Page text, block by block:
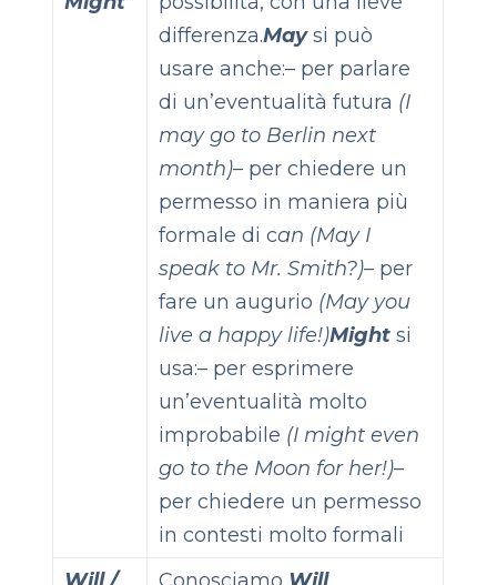
differenza.May si può
usare anche:– per parlare
di un’eventualità futura (I
may go to Berlin next
month)– per chiedere un
permesso in maniera più
formale di can (May I
speak to Mr. Smith?)– per
fare un augurio (May you
live a happy life!)Mightsi
usa:– per esprimere
un’eventualità molto
improbabile (I might even
go to the Moon for her!)–
per chiedere un permesso
in contesti molto formali